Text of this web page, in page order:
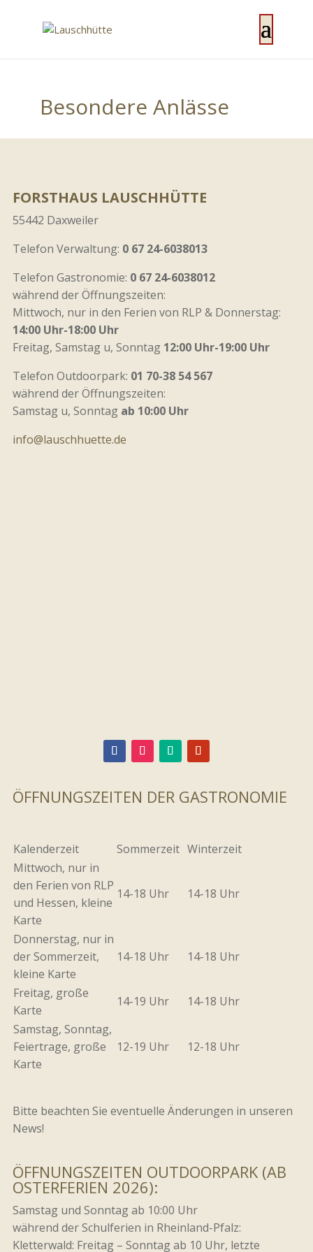
Besondere Anlässe
FORSTHAUS LAUSCHHÜTTE
55442 Daxweiler
Telefon Verwaltung: 0 67 24-6038013
Telefon Gastronomie: 0 67 24-6038012
während der Öffnungszeiten:
Mittwoch, nur in den Ferien von RLP & Donnerstag:
14:00 Uhr-18:00 Uhr
Freitag, Samstag u, Sonntag 12:00 Uhr-19:00 Uhr
Telefon Outdoorpark: 01 70-38 54 567
während der Öffnungszeiten:
Samstag u, Sonntagab 10:00 Uhr
info@lauschhuette.de
ÖFFNUNGSZEITEN DER GASTRONOMIE
Kalenderzeit Sommerzeit Winterzeit
Mittwoch, nur in
den Ferien von RLP
und Hessen, kleine
Karte
14-18 Uhr 14-18 Uhr
Donnerstag, nur in
der Sommerzeit,
kleine Karte
14-18 Uhr 14-18 Uhr
Freitag, große
Karte
14-19 Uhr
14-18 Uhr
Samstag, Sonntag,
Feiertrage, große
Karte
12-19 Uhr 12-18 Uhr
Bitte beachten Sie eventuelle Änderungen in unseren
News!
ÖFFNUNGSZEITEN OUTDOORPARK (AB
OSTERFERIEN 2026):
Samstag und Sonntag ab 10:00 Uhr
während der Schulferien in Rheinland-Pfalz:
Kletterwald: Freitag – Sonntag ab 10 Uhr, letzte